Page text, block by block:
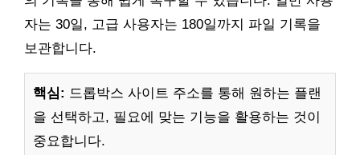
자는 30일, 고급 사용자는 180일까지 파일 기록을
보관합니다.
핵심: 드롭박스 사이트 주소를 통해 원하는 플랜
을 선택하고, 필요에 맞는 기능을 활용하는 것이
중요합니다.